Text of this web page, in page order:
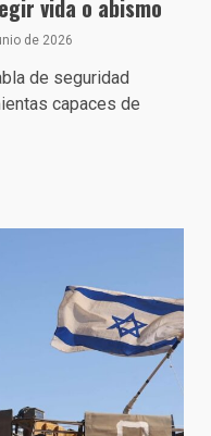
vida o abismo
de 2026
de seguridad
capaces de